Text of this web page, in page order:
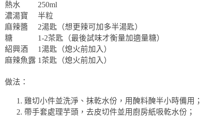
熱水 250ml
濃湯寶
半粒
麻辣醬 2湯匙（想更辣可加多半湯匙）
糖 1-2茶匙（最後試味才衡量加適量糖）
紹興酒 1湯匙（熄火前加入）
麻辣魚露 1茶匙（熄火前加入）
做法：
雞切小件並洗淨、抹乾水份，用醃料醃半小時備用；
帶手套處理芋頭，去皮切件並用廚房紙吸乾水份；